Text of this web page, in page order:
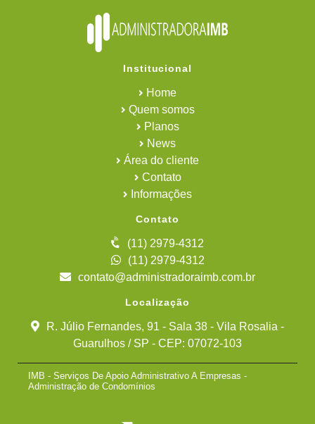
Institucional
Home
Quem somos
Planos
News
Área do cliente
Contato
Informações
Contato
(11) 2979-4312
(11) 2979-4312
contato@administradoraimb.com.br
Localização
R. Júlio Fernandes, 91 - Sala 38 - Vila Rosalia -
Guarulhos / SP - CEP: 07072-103
IMB - Serviços De Apoio Administrativo A Empresas -
Administração de Condomínios